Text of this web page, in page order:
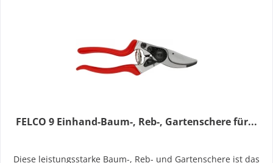
FELCO 9 Einhand-Baum-, Reb-, Gartenschere für...
Diese leistungsstarke Baum-, Reb- und Gartenschere ist das